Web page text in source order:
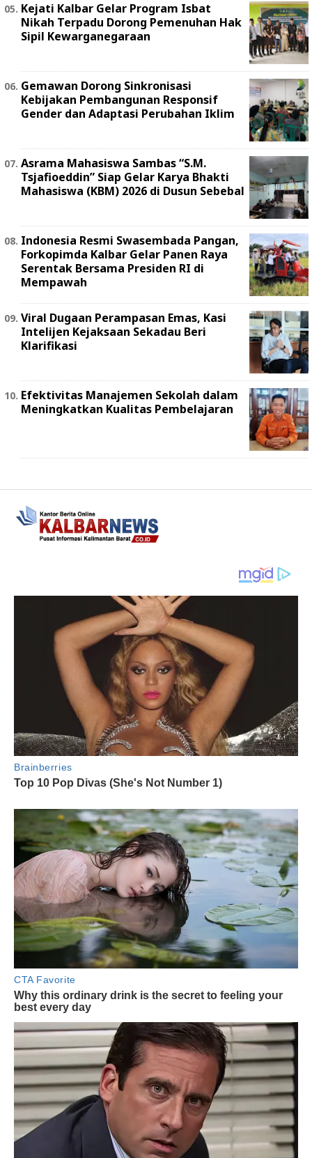
Kejati Kalbar Gelar Program Isbat
Nikah Terpadu Dorong Pemenuhan Hak
Sipil Kewarganegaraan
Gemawan Dorong Sinkronisasi
Kebijakan Pembangunan Responsif
Gender dan Adaptasi Perubahan Iklim
Asrama Mahasiswa Sambas “S.M.
Tsjafioeddin” Siap Gelar Karya Bhakti
Mahasiswa (KBM) 2026 di Dusun Sebebal
Indonesia Resmi Swasembada Pangan,
Forkopimda Kalbar Gelar Panen Raya
Serentak Bersama Presiden RI di
Mempawah
Viral Dugaan Perampasan Emas, Kasi
Intelijen Kejaksaan Sekadau Beri
Klarifikasi
Efektivitas Manajemen Sekolah dalam
Meningkatkan Kualitas Pembelajaran